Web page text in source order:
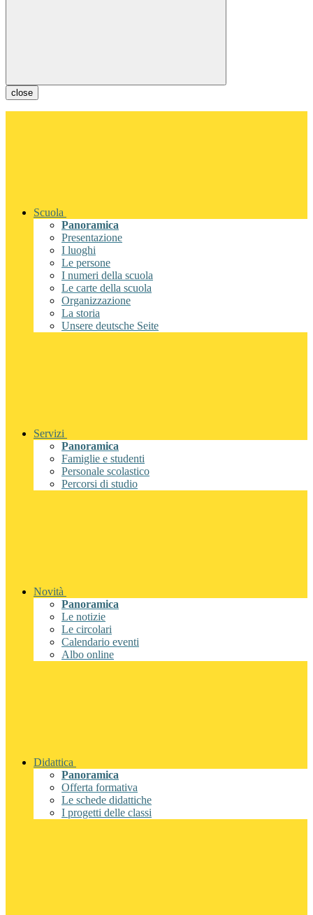
close
Scuola
Panoramica
Presentazione
I luoghi
Le persone
I numeri della scuola
Le carte della scuola
Organizzazione
La storia
Unsere deutsche Seite
Servizi
Panoramica
Famiglie e studenti
Personale scolastico
Percorsi di studio
Novità
Panoramica
Le notizie
Le circolari
Calendario eventi
Albo online
Didattica
Panoramica
Offerta formativa
Le schede didattiche
I progetti delle classi